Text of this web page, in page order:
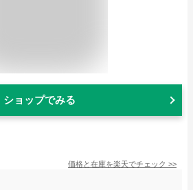
ショップでみる
価格と在庫を楽天でチェック >>